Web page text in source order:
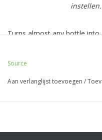
instellen.
Turns almost any bottle
The kit contains
Four adaptors (details
Four included
Source
Aan verlanglijst toevoegen /